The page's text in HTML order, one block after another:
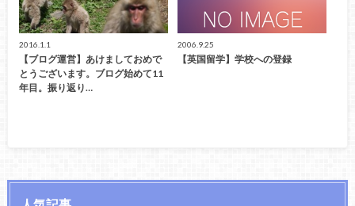
2016.1.1
【ブログ運営】あけましておめで
とうございます。ブログ始めて11
年目。振り返り…
2006.9.25
【英国留学】学校への登録